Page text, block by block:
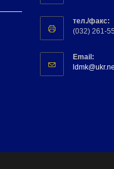
тел./факс:
(032) 261-
Email: